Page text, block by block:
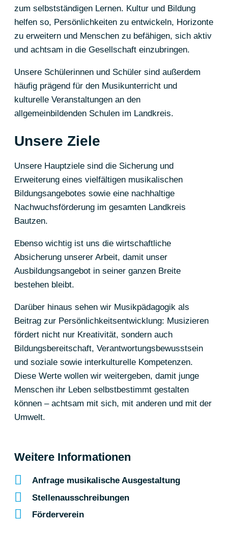
zum selbstständigen Lernen. Kultur und Bildung
helfen so, Persönlichkeiten zu entwickeln, Horizonte
zu erweitern und Menschen zu befähigen, sich aktiv
und achtsam in die Gesellschaft einzubringen.
Unsere Schülerinnen und Schüler sind außerdem
häufig prägend für den Musikunterricht und
kulturelle Veranstaltungen an den
allgemeinbildenden Schulen im Landkreis.
Unsere Ziele
Unsere Hauptziele sind die Sicherung und
Erweiterung eines vielfältigen musikalischen
Bildungsangebotes sowie eine nachhaltige
Nachwuchsförderung im gesamten Landkreis
Bautzen.
Ebenso wichtig ist uns die wirtschaftliche
Absicherung unserer Arbeit, damit unser
Ausbildungsangebot in seiner ganzen Breite
bestehen bleibt.
Darüber hinaus sehen wir Musikpädagogik als
Beitrag zur Persönlichkeitsentwicklung: Musizieren
fördert nicht nur Kreativität, sondern auch
Bildungsbereitschaft, Verantwortungsbewusstsein
und soziale sowie interkulturelle Kompetenzen.
Diese Werte wollen wir weitergeben, damit junge
Menschen ihr Leben selbstbestimmt gestalten
können – achtsam mit sich, mit anderen und mit der
Umwelt.
Weitere Informationen
Anfrage musikalische Ausgestaltung
Stellenausschreibungen
Förderverein